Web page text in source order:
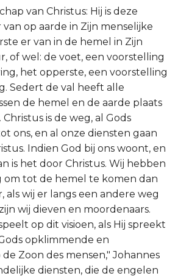
van Christus: Hij is deze
van op aarde in Zijn menselijke
er van in de hemel in Zijn
of wel: de voet, een voorstelling
het opperste, een voorstelling
Sedert de val heeft alle
de hemel en de aarde plaats
is de weg, al Gods
ons, en al onze diensten gaan
Indien God bij ons woont, en
is het door Christus. Wij hebben
om tot de hemel te komen dan
als wij er langs een andere weg
wij dieven en moordenaars.
op dit visioen, als Hij spreekt
opklimmende en
Zoon des mensen," Johannes
diensten, die de engelen